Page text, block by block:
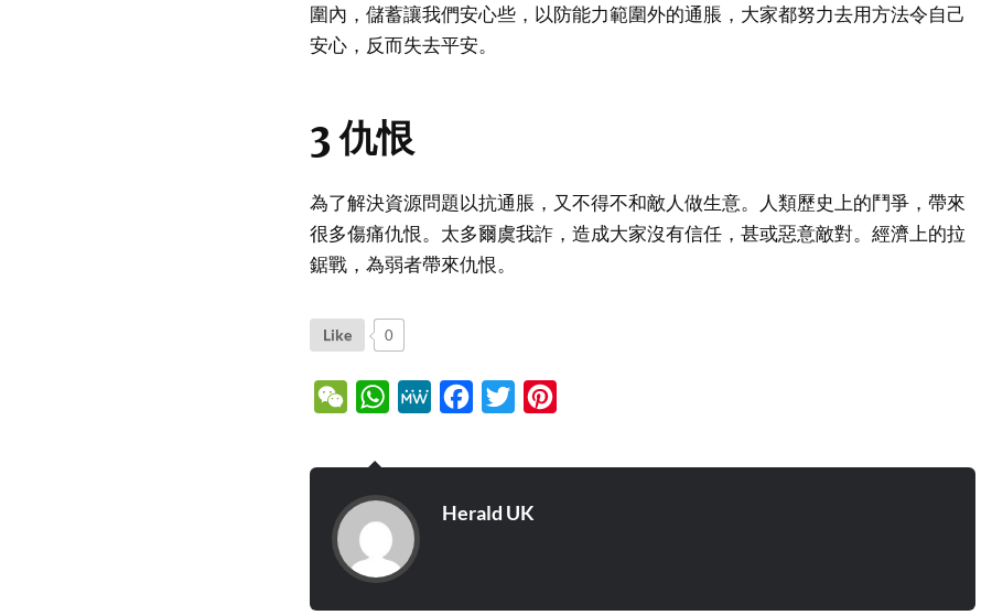
圍內，儲蓄讓我們安心些，以防能力範圍外的通脹，大家都努力去用方法令自己
安心，反而失去平安。
3 仇恨
為了解決資源問題以抗通脹，又不得不和敵人做生意。人類歷史上的鬥爭，帶來
很多傷痛仇恨。太多爾虞我詐，造成大家沒有信任，甚或惡意敵對。經濟上的拉
鋸戰，為弱者帶來仇恨。
Like 0
WeChatWhatsApp
MeWe Facebook
Twitter
Herald UK